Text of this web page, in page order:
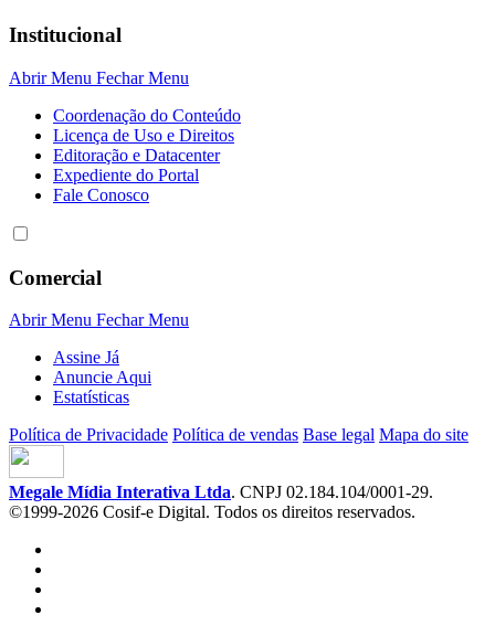
Institucional
Abrir Menu Fechar Menu
Coordenação do Conteúdo
Licença de Uso e Direitos
Editoração e Datacenter
Expediente do Portal
Fale Conosco
Comercial
Abrir Menu Fechar Menu
Assine Já
Anuncie Aqui
Estatísticas
Política de Privacidade Política de vendas Base legal Mapa do site
Megale Mídia Interativa Ltda. CNPJ 02.184.104/0001-29.
©1999-2026 Cosif-e Digital. Todos os direitos reservados.